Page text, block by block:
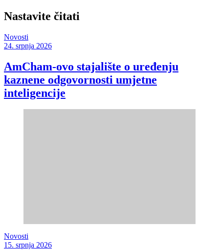
Nastavite čitati
Novosti
24. srpnja 2026
AmCham-ovo stajalište o uređenju
kaznene odgovornosti umjetne
inteligencije
Novosti
15. srpnja 2026